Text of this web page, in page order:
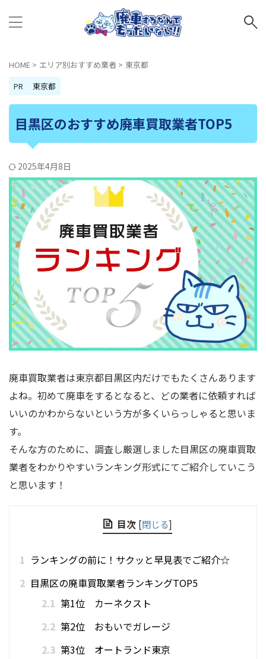
HOME > エリア別おすすめ業者 > 東京都
PR
東京都
目黒区のおすすめ廃車買取業者TOP5
2025年4月8日
廃車買取業者は東京都目黒区内だけでもたくさんあります
よね。初めて廃車をするとなると、どの業者に依頼すれば
いいのかわからないという方が多くいらっしゃると思いま
す。
そんな方のために、調査し厳選しました目黒区の廃車買取
業者をわかりやすいランキング形式にてご紹介していこう
と思います！
目次 [閉じる]
1 ランキングの前に！サクッと早見表でご紹介☆
2 目黒区の廃車買取業者ランキングTOP5
2.1 第1位 カーネクスト
2.2 第2位 おもいでガレージ
2.3 第3位 オートランド東京